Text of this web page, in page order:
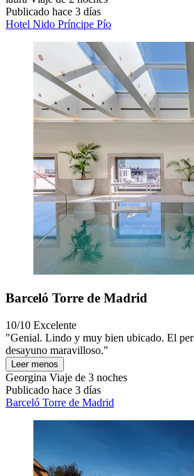
Publicado hace 3 días
Hotel Nido Príncipe Pío
Barceló Torre de Madrid
10/10 Excelente
"Genial. Lindo y muy bien ubicado. El
desayuno maravilloso."
Leer menos
Georgina Viaje de 3 noches
Publicado hace 3 días
Barceló Torre de Madrid